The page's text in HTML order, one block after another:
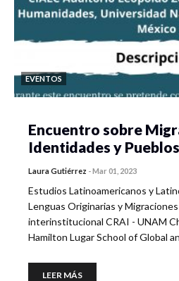
EVENTOS
Encuentro sobre
Identidades y
Laura Gutiérrez -Mar 01, 2023
Estudios Latinoamericanos y
Lenguas Originarias y
interinstitucional CRAI - UNAM
Hamilton Lugar School of Global
LEER MÁS